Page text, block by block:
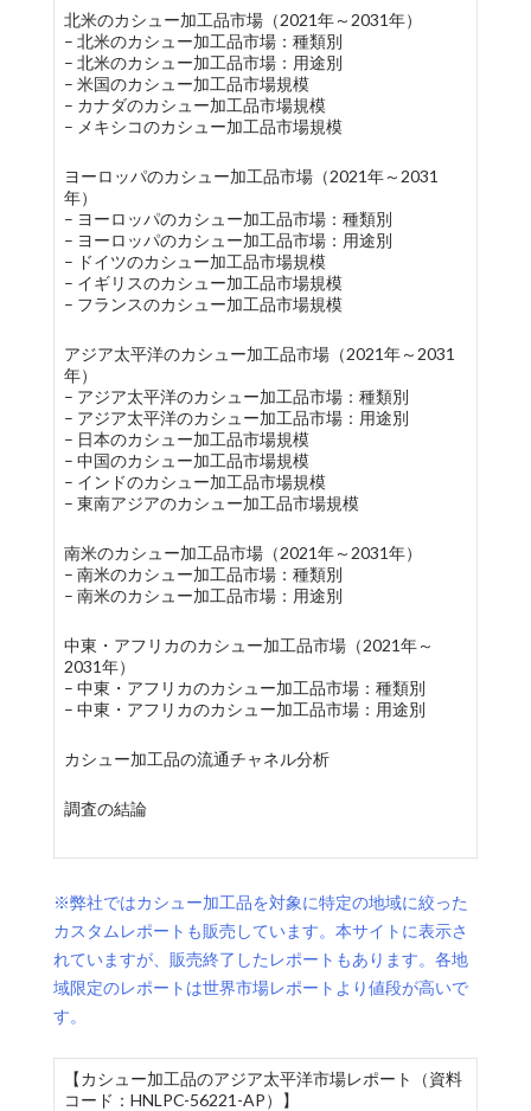
北米のカシュー加工品市場（2021年～2031年）
– 北米のカシュー加工品市場：種類別
– 北米のカシュー加工品市場：用途別
– 米国のカシュー加工品市場規模
– カナダのカシュー加工品市場規模
– メキシコのカシュー加工品市場規模
ヨーロッパのカシュー加工品市場（2021年～2031
年）
– ヨーロッパのカシュー加工品市場：種類別
– ヨーロッパのカシュー加工品市場：用途別
– ドイツのカシュー加工品市場規模
– イギリスのカシュー加工品市場規模
– フランスのカシュー加工品市場規模
アジア太平洋のカシュー加工品市場（2021年～2031
年）
– アジア太平洋のカシュー加工品市場：種類別
– アジア太平洋のカシュー加工品市場：用途別
– 日本のカシュー加工品市場規模
– 中国のカシュー加工品市場規模
– インドのカシュー加工品市場規模
– 東南アジアのカシュー加工品市場規模
南米のカシュー加工品市場（2021年～2031年）
– 南米のカシュー加工品市場：種類別
– 南米のカシュー加工品市場：用途別
中東・アフリカのカシュー加工品市場（2021年～
2031年）
– 中東・アフリカのカシュー加工品市場：種類別
– 中東・アフリカのカシュー加工品市場：用途別
カシュー加工品の流通チャネル分析
調査の結論
※弊社ではカシュー加工品を対象に特定の地域に絞った
カスタムレポートも販売しています。本サイトに表示さ
れていますが、販売終了したレポートもあります。各地
域限定のレポートは世界市場レポートより値段が高いで
す。
【カシュー加工品のアジア太平洋市場レポート（資料
コード：HNLPC-56221-AP）】